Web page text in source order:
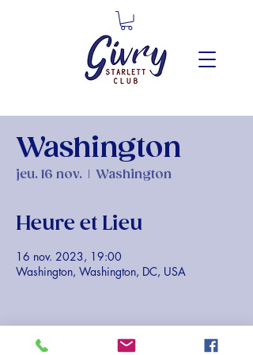
Washington
jeu. 16 nov.
  |
Washington
Heure et Lieu
16 nov. 2023, 19:00
Washington, Washington, DC, USA